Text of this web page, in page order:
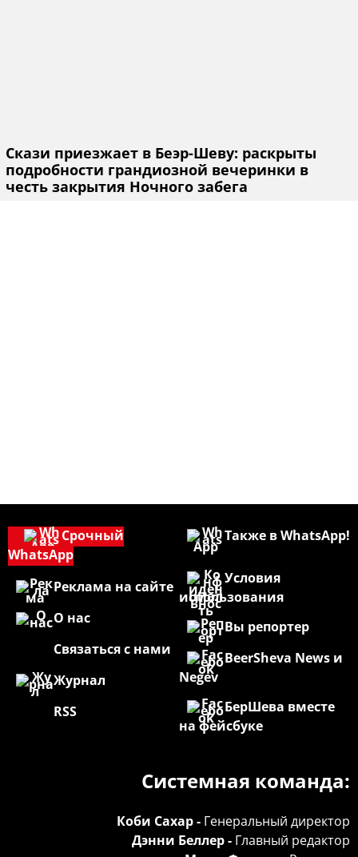
Скази приезжает в Беэр-Шеву: раскрыты
подробности грандиозной вечеринки в
честь закрытия Ночного забега
Также в WhatsApp!
Условия
использования
Вы репортер
BeerSheva News и
Negev
БерШева вместе
на фейсбуке
Срочный
WhatsApp
Реклама на сайте
О нас
Связаться с нами
Журнал
RSS
Системная команда:
Коби Сахар - Генеральный директор
Дэнни Беллер - Главный редактор